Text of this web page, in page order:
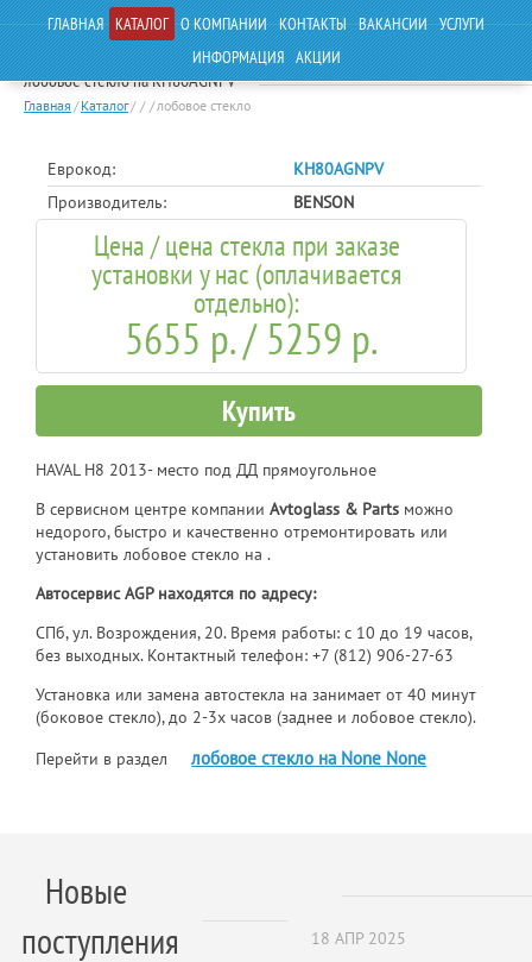
ГЛАВНАЯ КАТАЛОГ О КОМПАНИИ КОНТАКТЫ ВАКАНСИИ УСЛУГИ
ИНФОРМАЦИЯ АКЦИИ
лобовое стекло на KH80AGNPV
Главная / Каталог/ / /лобовое стекло
Еврокод:
KH80AGNPV
Производитель:
BENSON
Цена / цена стекла при заказе
установки у нас (оплачивается
отдельно):
5655 р. / 5259 р.
Купить
HAVAL H8 2013- место под ДД прямоугольное
В сервисном центре компанииAvtoglass & Parts можно
недорого, быстро и качественно отремонтировать или
установить лобовое стекло на .
Автосервис AGP находятся по адресу:
СПб, ул. Возрождения, 20. Время работы: с 10 до 19 часов,
без выходных. Контактный телефон:+7 (812) 906-27-63
Установка или замена автостекла на занимает от 40 минут
(боковое стекло), до 2-3х часов (заднее и лобовое стекло).
Перейти в раздел
лобовое стекло на None None
Новые
поступления
18 АПР 2025